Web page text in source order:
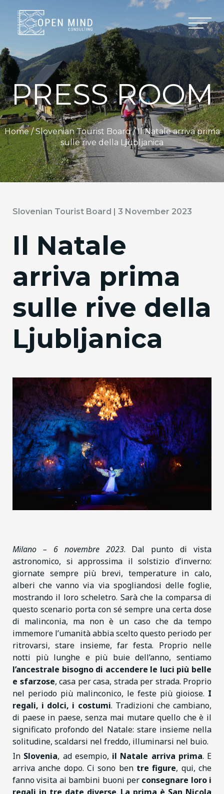
PRESS ROOM
Home /Slovenian Tourist Board/ Il Natale arriva prima
sulle rive della Ljubljanica
Slovenian Tourist Board | 3 November 2023
Il Natale
arriva prima
sulle rive della
Ljubljanica
Milano – 6 novembre 2023. Dal punto di vista
astronomico, si approssima il solstizio d’inverno:
giornate sempre più brevi, temperature in calo,
alberi che vanno via via spogliandosi delle foglie,
mostrando il loro scheletro. Sarà che la comparsa di
questo scenario porta con sé sempre una certa dose
di malinconia, ma non è un caso che da tempo
immemore l’umanità abbia scelto questo periodo per
ritrovarsi, stare insieme, far festa. Proprio nelle
notti più lunghe e più buie dell’anno, sentiamo
l’ancestrale bisogno di accendere le luci più belle
e sfarzose, casa per casa, strada per strada. Proprio
nel periodo più malinconico, le feste più gioiose. I
regali, i dolci, i costumi. Tradizioni che cambiano,
di paese in paese, senza mai mutare quello che è il
significato profondo del Natale: stare insieme nella
solitudine, scaldarsi nel freddo, illuminarsi nel buio.
In Slovenia, ad esempio, il Natale arriva prima. E
arriva anche dopo. Ci sono ben tre figure, qui, che
fanno visita ai bambini buoni per consegnare loro i